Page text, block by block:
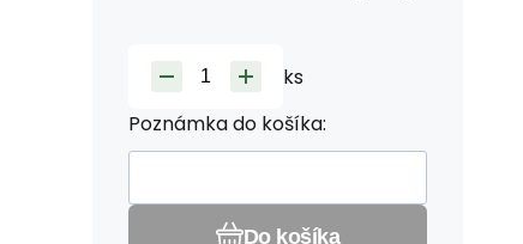
ks
Poznámka do košíka:
Do košíka